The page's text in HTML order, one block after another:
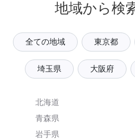
地域から検
全ての地域 東京都
埼玉県 大阪府
北海道
青森県
岩手県